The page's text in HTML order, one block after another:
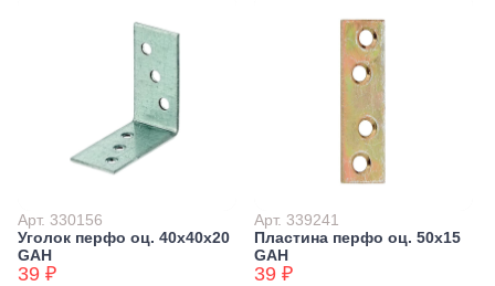
Арт. 330156
Уголок перфо оц. 40x40x20
GAH
39 ₽
Арт. 339241
Пластина перфо оц. 50x15
GAH
39 ₽